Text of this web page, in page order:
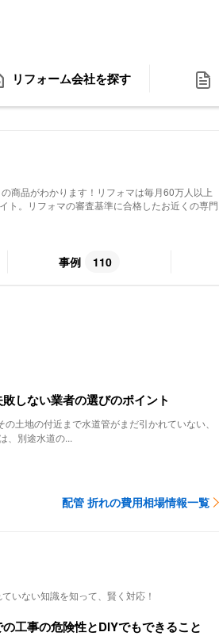
リフォーム会社を探す
商品がわかります！リフォマは毎月60万人以上
ト。リフォマの審査基準に合格したお近くの専門
事例 110
しない業者の選びのポイント
土地の付近まで水道管がまだ引かれていない、
、別途水道の...
配管 折れの費用相場情報一覧
いない知識を知って、賢く対応！
工事の危険性とDIYでもできること